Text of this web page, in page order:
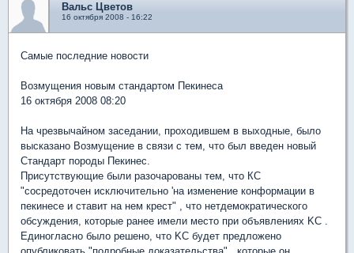
Вальс Цветов
16 октября 2008 - 16:22
Самые последние новости
Возмущения новым стандартом Пекинеса
16 октября 2008 08:20
На чрезвычайном заседании, проходившем в выходные, было
высказано Возмущение в связи с тем, что был введен новый
Стандарт породы Пекинес.
Присутствующие были разочарованы тем, что КС
"сосредоточен исключительно 'на изменение конформации в
пекинесе и ставит на нем крест" , что нетдемократического
обсуждения, которые ранее имели место при объявлениях KC .
Единогласно было решено, что KC будет предложено